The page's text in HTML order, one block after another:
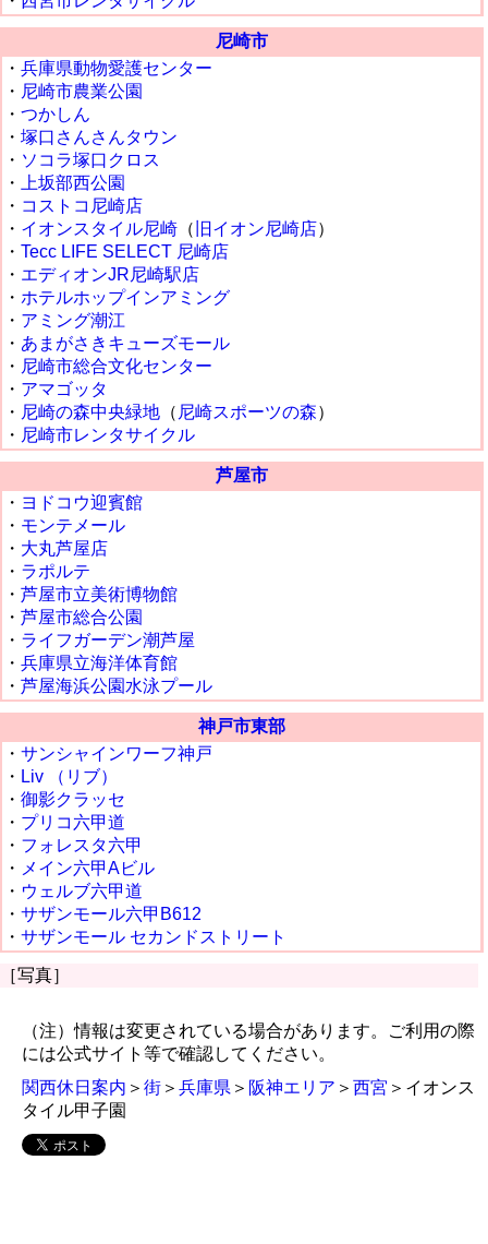
尼崎市
・ 兵庫県動物愛護センター
・ 尼崎市農業公園
・ つかしん
・ 塚口さんさんタウン
・ ソコラ塚口クロス
・
上坂部西公園
・ コストコ尼崎店
・ イオンスタイル尼崎 （ 旧イオン尼崎店）
・ Tecc LIFE SELECT 尼崎店
・ エディオンJR尼崎駅店
・ ホテルホップインアミング
・ アミング潮江
・ あまがさきキューズモール
・ 尼崎市総合文化センター
・ アマゴッタ
・ 尼崎の森中央緑地 （ 尼崎スポーツの森）
・ 尼崎市レンタサイクル
芦屋市
・ ヨドコウ迎賓館
・ モンテメール
・ 大丸芦屋店
・ ラポルテ
・ 芦屋市立美術博物館
・ 芦屋市総合公園
・ ライフガーデン潮芦屋
・ 兵庫県立海洋体育館
・ 芦屋海浜公園水泳プール
神戸市東部
・ サンシャインワーフ神戸
・ Liv （リブ）
・ 御影クラッセ
・ プリコ六甲道
・ フォレスタ六甲
・ メイン六甲Aビル
・ ウェルブ六甲道
・ サザンモール六甲B612
・ サザンモール セカンドストリート
［写真］
（注）情報は変更されている場合があります。ご利用の際
には公式サイト等で確認してください。
関西休日案内 ＞ 街 ＞ 兵庫県 ＞ 阪神エリア ＞ 西宮 ＞イオンス
タイル甲子園